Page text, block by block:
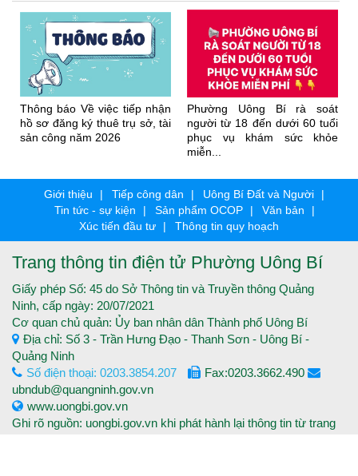
Thông báo Về việc tiếp nhận
hồ sơ đăng ký thuê trụ sở, tài
sản công năm 2026
Phường Uông Bí rà soát
người từ 18 đến dưới 60 tuổi
phục vụ khám sức khỏe
miễn...
Giới thiệu Tiếp công dân
Uông Bí Đất và Người
Tin tức - sự kiện
Sản phẩm OCOP
Văn bản
Xúc tiến đầu tư
Thông tin quy hoạch
Trang thông tin điện tử Phường Uông Bí
Giấy phép Số: 45 do Sở Thông tin và Truyền thông Quảng
Ninh, cấp ngày: 20/07/2021
Cơ quan chủ quản: Ủy ban nhân dân Thành phố Uông Bí
Địa chỉ: Số 3 - Trần Hưng Đạo - Thanh Sơn - Uông Bí -
Quảng Ninh
Số điện thoại: 0203.3854.207
Fax:0203.3662.490
ubndub@quangninh.gov.vn
www.uongbi.gov.vn
Ghi rõ nguồn: uongbi.gov.vn khi phát hành lại thông tin từ trang